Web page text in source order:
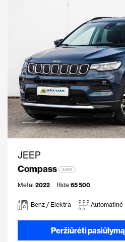
JEEP
Compass
AWD
Metai 2022 Rida 65 500
Benz / Elektra Automatinė
Peržiūrėti pasiūlymą